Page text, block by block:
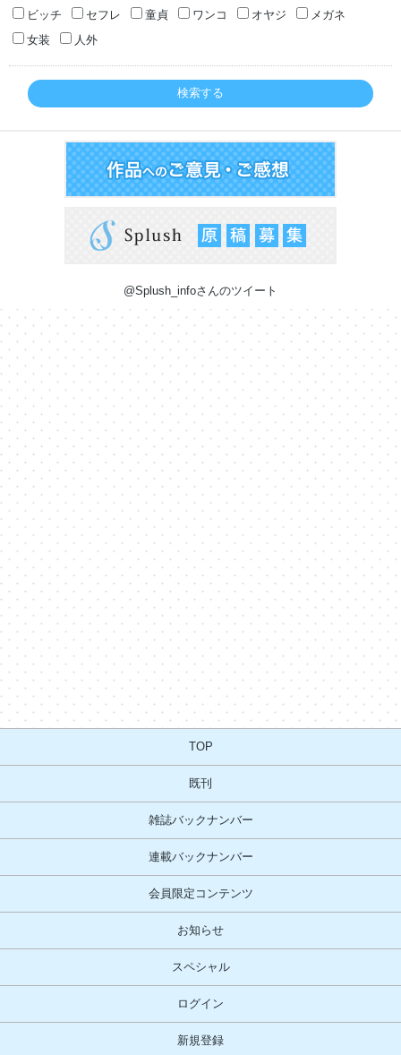
ビッチ
セフレ 童貞 ワンコ オヤジ
メガネ
女装
人外
検索する
@Splush_infoさんのツイート
TOP
既刊
雑誌バックナンバー
連載バックナンバー
会員限定コンテンツ
お知らせ
スペシャル
ログイン
新規登録